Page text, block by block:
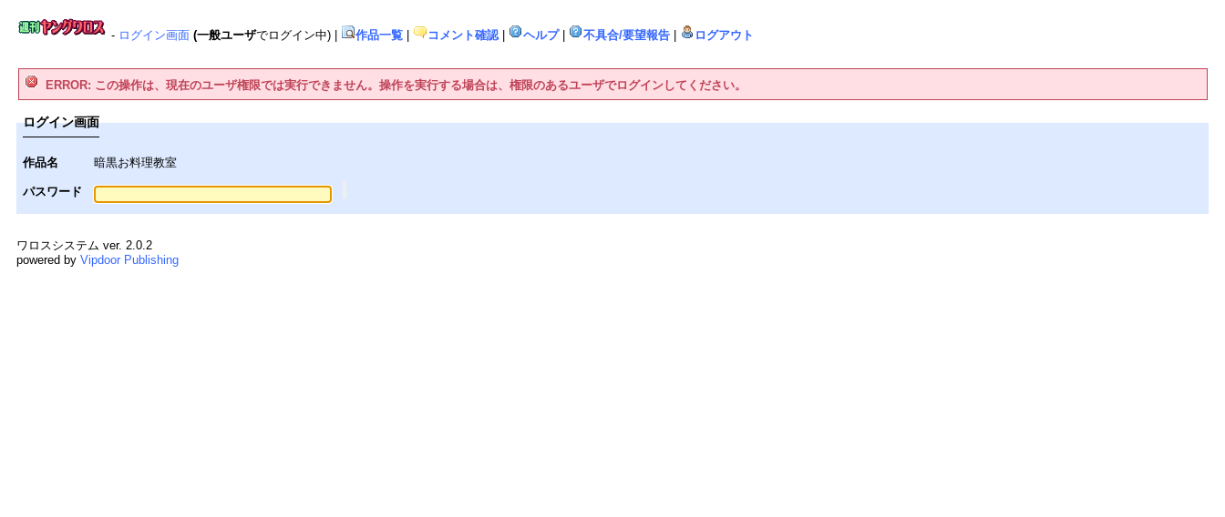
- ログイン画面 (一般ユーザでログイン中) 作品一覧 コメント確認| ヘルプ| 不具合/要望報告 ログアウト
ERROR: この操作は、現在のユーザ権限では実行できません。操作を実行する場合は、権限のあるユーザでログインしてください。
ログイン画面
作品名 暗黒お料理教室
パスワード
ワロスシステム ver. 2.0.2
powered byVipdoor Publishing